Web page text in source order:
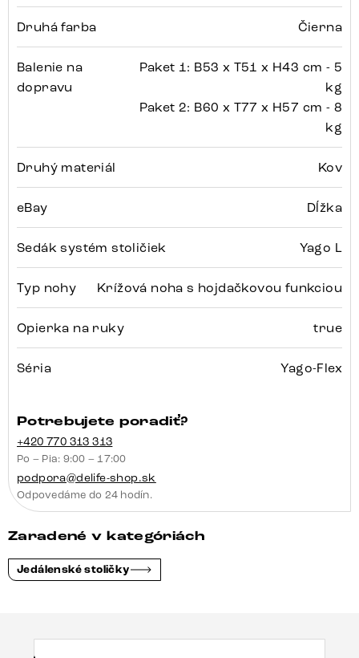
Druhá farba Čierna
Balenie na
dopravu
Paket 1: B53 x T51 x H43 cm - 5
kg
Paket 2: B60 x T77 x H57 cm - 8
kg
Druhý materiál Kov
eBay Dĺžka
Sedák systém stoličiek Yago L
Typ nohy Krížová noha s hojdačkovou funkciou
Opierka na ruky true
Séria Yago-Flex
Potrebujete poradiť?
+420 770 313 313
Po – Pia: 9:00 – 17:00
podpora@delife-shop.sk
Odpovedáme do 24 hodín.
Zaradené v kategóriách
Jedálenské stoličky